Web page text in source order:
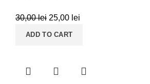
30,00lei 25,00 lei
ADD TO CART